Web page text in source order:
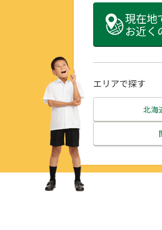
現在地
お近く
エリアで探す
北海